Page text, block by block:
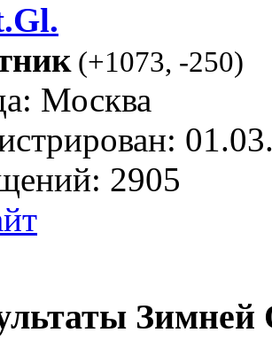
(+1073, -250)
Москва
2905